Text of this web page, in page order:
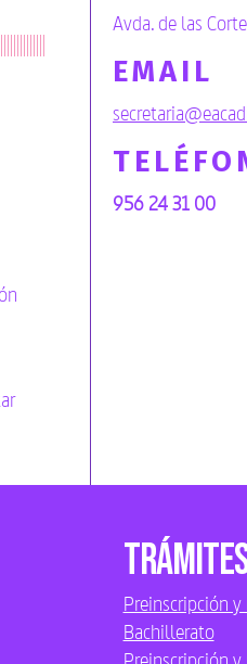
Avda. de las
EMAIL
956 24 31 00
Preinscripción
Bachillerato
Preinscripción